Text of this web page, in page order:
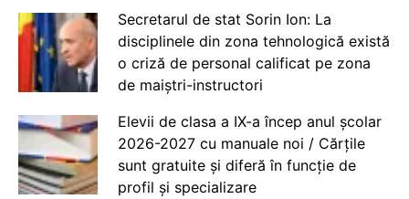
Secretarul de stat Sorin Ion: La
disciplinele din zona tehnologică există
o criză de personal calificat pe zona
de maiștri-instructori
Elevii de clasa a IX-a încep anul școlar
2026-2027 cu manuale noi / Cărțile
sunt gratuite și diferă în funcție de
profil și specializare